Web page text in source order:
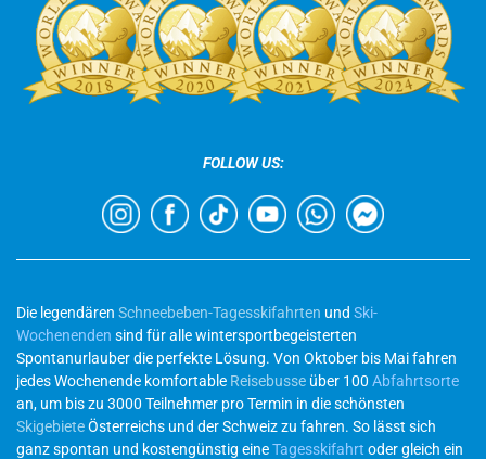
FOLLOW US:
Die legendären Schneebeben-Tagesskifahrten und Ski-
Wochenenden sind für alle wintersportbegeisterten
Spontanurlauber die perfekte Lösung. Von Oktober bis Mai fahren
jedes Wochenende komfortable Reisebusse über 100 Abfahrtsorte
an, um bis zu 3000 Teilnehmer pro Termin in die schönsten
SkigebieteÖsterreichs und der Schweiz zu fahren. So lässt sich
ganz spontan und kostengünstig eineTagesskifahrt oder gleich ein